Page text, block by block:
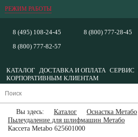
РЕЖИМ РАБОТЫ
8 (495) 108-24-45
8 (800) 777-82-57
8 (800) 777-28-45
КАТАЛОГ ДОСТАВКА И ОПЛАТА СЕРВИС
КОРПОРАТИВНЫМ КЛИЕНТАМ
Вы здесь: Каталог
Оснастка Метабо
Пылеудаление для шлифмашин Метабо
Кассета Metabo 625601000